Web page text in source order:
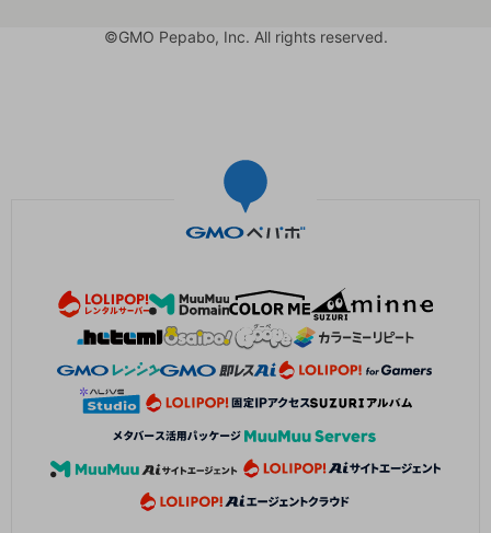
©GMO Pepabo, Inc. All rights reserved.